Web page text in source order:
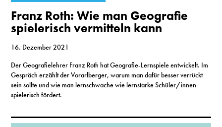
Franz Roth: Wie man Geografie
spielerisch vermitteln kann
16. Dezember 2021
Der Geografielehrer Franz Roth hat Geografie-Lernspiele entwickelt. Im
Gespräch erzählt der Vorarlberger, warum man dafür besser verrückt
sein sollte und wie man lernschwache wie lernstarke Schüler/innen
spielerisch fördert.